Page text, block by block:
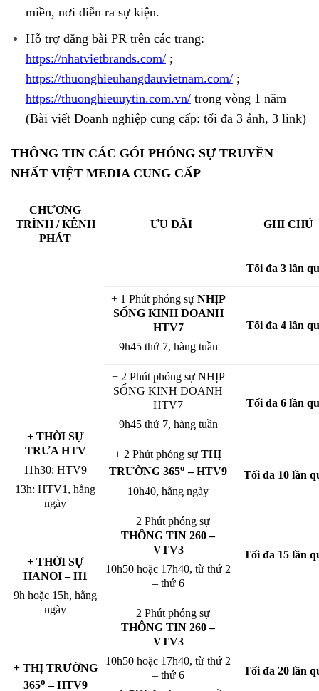
miền, nơi diễn ra sự kiện.
Hỗ trợ đăng bài PR trên các trang:
https://nhatvietbrands.com/;
https://thuonghieuhangdauvietnam.com/;
https://thuonghieuuytin.com.vn/trong vòng 1 năm
(Bài viết Doanh nghiệp cung cấp: tối đa 3 ảnh, 3 link)
THÔNG TIN CÁC GÓI PHÓNG SỰ TRUYỀN
NHẤT VIỆT MEDIA CUNG CẤP
CHƯƠNG
TRÌNH / KÊNH
PHÁT
ƯU ĐÃI GHI CHÚ
+ THỜI SỰ
TRƯA HTV
11h30: HTV9
13h: HTV1, hằng
ngày
+ THỜI SỰ
HANOI – H1
9h hoặc 15h, hằng
ngày
+ THỊ TRƯỜNG
365o – HTV9
Tối đa 3 lần
+ 1 Phút phóng sự NHỊP
SỐNG KINH DOANH
HTV7
9h45 thứ 7, hàng tuần
Tối đa 4 lần
+ 2 Phút phóng sự NHỊP
SỐNG KINH DOANH
HTV7
9h45 thứ 7, hàng tuần
Tối đa 6 lần
+ 2 Phút phóng sự THỊ
TRƯỜNG 365o – HTV9
10h40, hằng ngày
Tối đa 10 lần
+ 2 Phút phóng sự
THÔNG TIN 260 –
VTV3
10h50 hoặc 17h40, từ thứ 2
– thứ 6
Tối đa 15 lần
+ 2 Phút phóng sự
THÔNG TIN 260 –
VTV3
10h50 hoặc 17h40, từ thứ 2
– thứ 6
Tối đa 20 lần